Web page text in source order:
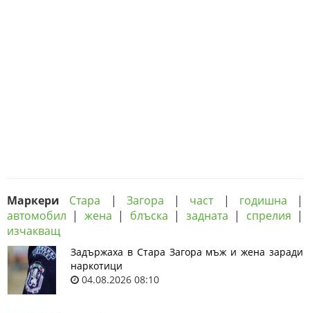
Маркери Стара | Загора | част| годишна |
автомобил | жена | блъска | задната | спрелия |
изчакващ
Задържаха в Стара Загора мъж и жена заради
наркотици
04.08.2026 08:10